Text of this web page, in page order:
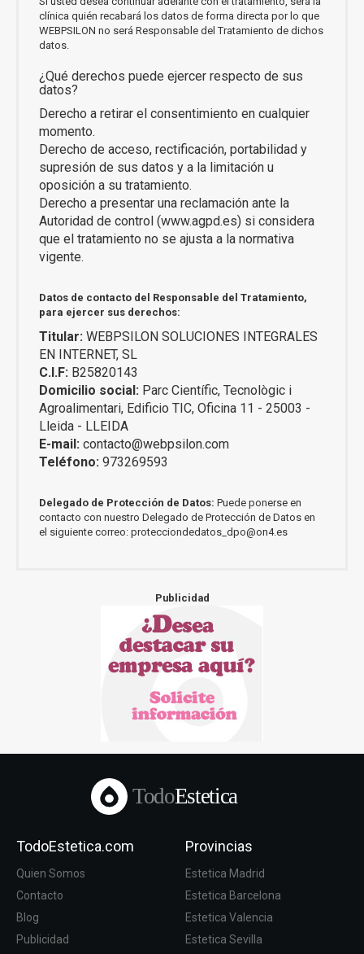
clínica quién recabará los datos de forma directa por lo que
WEBPSILON no será Responsable del Tratamiento de dichos
datos.
¿Qué derechos puede ejercer respecto de sus
datos?
Derecho a retirar el consentimiento en cualquier
momento.
Derecho de acceso, rectificación, portabilidad y
supresión de sus datos y a la limitación u
oposición a su tratamiento.
Derecho a presentar una reclamación ante la
Autoridad de control (www.agpd.es) si considera
que el tratamiento no se ajusta a la normativa
vigente.
Datos de contacto del Responsable del Tratamiento,
para ejercer sus derechos:
Titular: WEBPSILON SOLUCIONES INTEGRALES
EN INTERNET, SL
C.I.F: B25820143
Domicilio social: Parc Científic, Tecnològic i
Agroalimentari, Edificio TIC, Oficina 11 - 25003 -
Lleida - LLEIDA
E-mail: contacto@webpsilon.com
Teléfono: 973269593
Delegado de Protección de Datos: Puede ponerse en
contacto con nuestro Delegado de Protección de Datos en
el siguiente correo: protecciondedatos_dpo@on4.es
Publicidad
TodoEstetica
TodoEstetica.com
Quien Somos
Contacto
Blog
Publicidad
Provincias
Estetica Madrid
Estetica Barcelona
Estetica Valencia
Estetica Sevilla